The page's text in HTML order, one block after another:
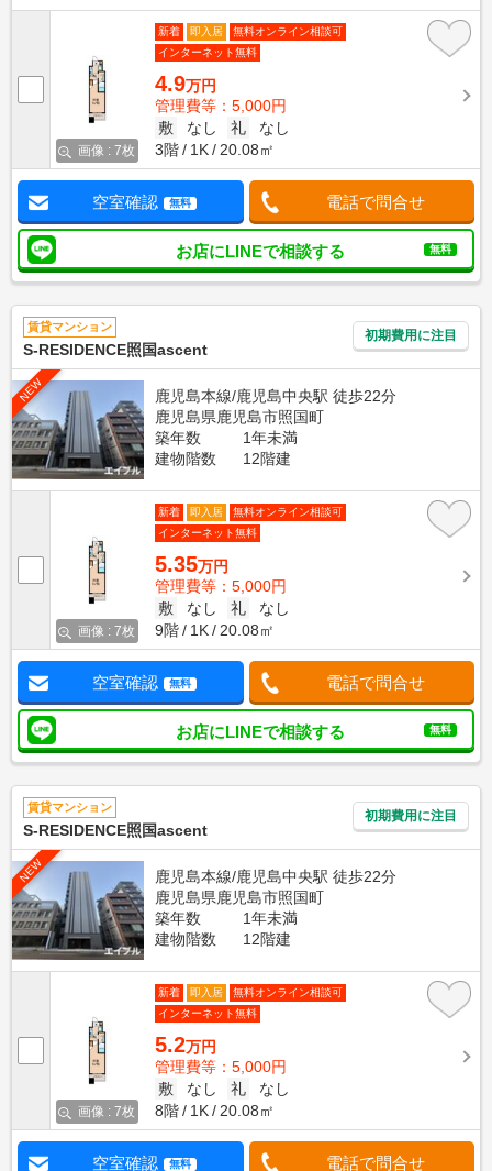
画像 : 7枚
新着 即入居
無料オンライン相談可
インターネット無料
4.9万円
管理費等：5,000円
敷
なし 礼
なし
3階
1K 20.08㎡
空室確認 無料 電話で問合せ
お店にLINEで相談する 無料
賃貸マンション
S-RESIDENCE照国ascent
初期費用に注目
NEW
鹿児島本線/鹿児島中央駅 徒歩22分
鹿児島県鹿児島市照国町
築年数
1年未満
建物階数
12階建
画像 : 7枚
新着 即入居
無料オンライン相談可
インターネット無料
5.35万円
管理費等：5,000円
敷
なし 礼
なし
9階
1K 20.08㎡
空室確認 無料 電話で問合せ
お店にLINEで相談する 無料
賃貸マンション
S-RESIDENCE照国ascent
初期費用に注目
NEW
鹿児島本線/鹿児島中央駅 徒歩22分
鹿児島県鹿児島市照国町
築年数
1年未満
建物階数
12階建
画像 : 7枚
新着 即入居
無料オンライン相談可
インターネット無料
5.2万円
管理費等：5,000円
敷
なし 礼
なし
8階
1K 20.08㎡
空室確認 無料 電話で問合せ